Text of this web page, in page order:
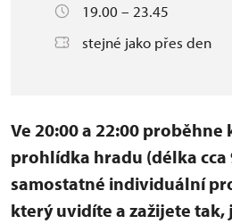
19.00 – 23.45
stejné jako přes den
Ve 20:00 a 22:00
prohlídka hradu (délka
samostatné individuální
který uvidíte a zažijete tak,